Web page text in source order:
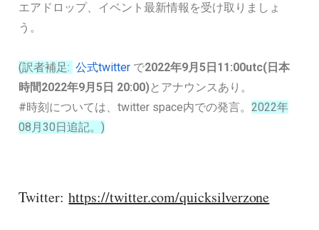
エアドロップ、イベント最新情報を受け取りましょ
う。
(訳者補足: 公式twitter で2022年9月5日11:00utc(日本
時間2022年9月5日 20:00)とアナウンスあり。
#時刻については、twitter space内での発言。 2022年
08月30日追記。)
Twitter:https://twitter.com/quicksilverzone